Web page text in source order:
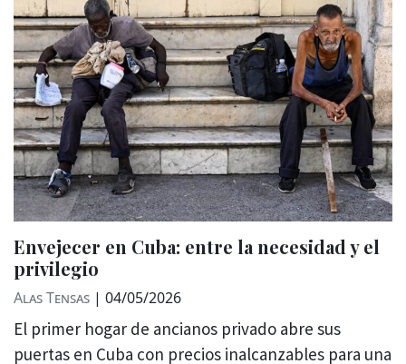
Envejecer en Cuba: entre la necesidad y el
privilegio
Alas Tensas | 04/05/2026
El primer hogar de ancianos privado abre sus
puertas en Cuba con precios inalcanzables para una